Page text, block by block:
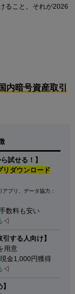
ること。それが2026
内暗号資産取引
試せる！】
リダウンロード
プリ、データ協力：
手数料も安い
◁
引する人向け】
用意
金1,000円獲得
◁